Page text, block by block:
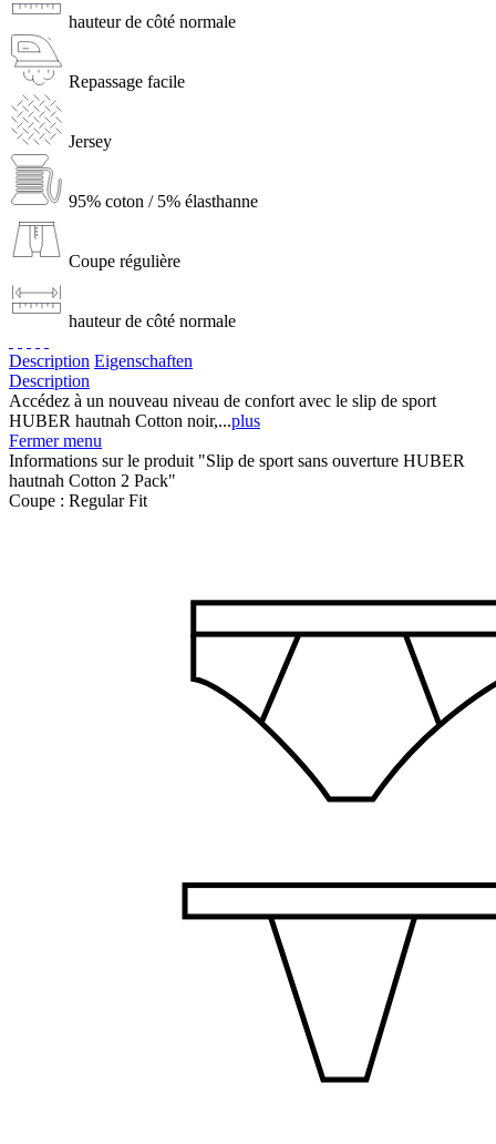
hauteur de côté normale
Repassage facile
Jersey
95% coton / 5% élasthanne
Coupe régulière
hauteur de côté normale
Description Eigenschaften
Description
Accédez à un nouveau niveau de confort avec le slip de sport
HUBER hautnah Cotton noir,...plus
Fermer menu
Informations sur le produit "Slip de sport sans ouverture HUBER
hautnah Cotton 2 Pack"
Coupe : Regular Fit